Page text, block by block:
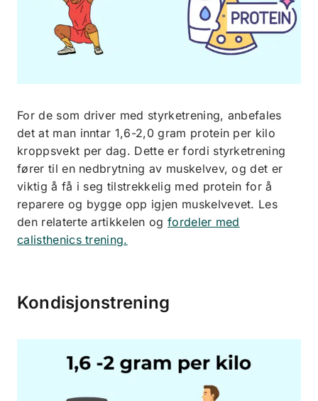
For de som driver med styrketrening, anbefales
det at man inntar 1,6-2,0 gram protein per kilo
kroppsvekt per dag. Dette er fordi styrketrening
fører til en nedbrytning av muskelvev, og det er
viktig å få i seg tilstrekkelig med protein for å
reparere og bygge opp igjen muskelvevet. Les
den relaterte artikkelen og fordeler med
calisthenics trening.
Kondisjonstrening